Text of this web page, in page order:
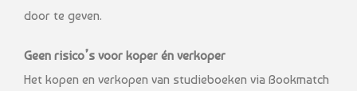
door te geven.
Geen risico’s voor koper én verkoper
Het kopen en verkopen van studieboeken via Bookmatch